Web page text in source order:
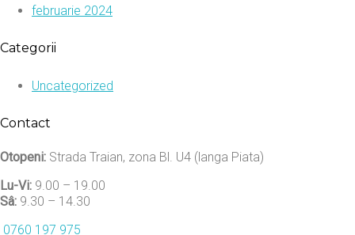
februarie 2024
Categorii
Uncategorized
Contact
Otopeni: Strada Traian, zona Bl. U4 (langa Piata)
Lu-Vi: 9.00 – 19.00
Sâ: 9.30 – 14.30
0760 197 975